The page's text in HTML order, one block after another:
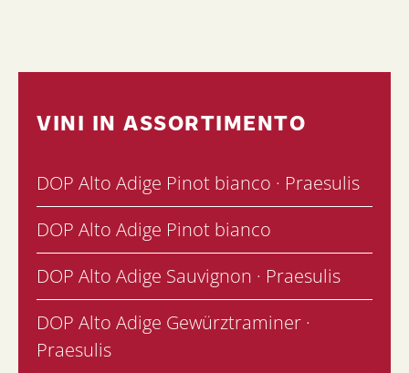
VINI IN ASSORTIMENTO
DOP Alto Adige Pinot bianco · Praesulis
DOP Alto Adige Pinot bianco
DOP Alto Adige Sauvignon · Praesulis
DOP Alto Adige Gewürztraminer ·
Praesulis